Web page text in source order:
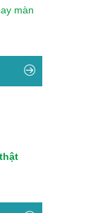
màn